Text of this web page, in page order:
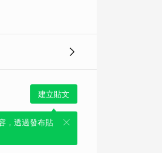
建立貼文
，透過發布貼